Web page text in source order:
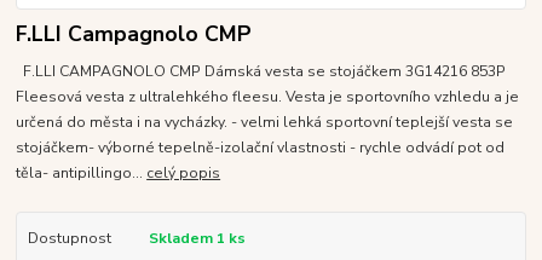
F.LLI Campagnolo CMP
F.LLI CAMPAGNOLO CMP Dámská vesta se stojáčkem 3G14216 853P
Fleesová vesta z ultralehkého fleesu. Vesta je sportovního vzhledu a je
určená do města i na vycházky. - velmi lehká sportovní teplejší vesta se
stojáčkem- výborné tepelně-izolační vlastnosti - rychle odvádí pot od
těla- antipillingo... celý popis
Dostupnost
Skladem 1 ks